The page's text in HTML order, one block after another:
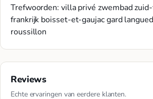
Trefwoorden: villa privé zwembad
frankrijk boisset-et-gaujac gard
roussillon
Reviews
Echte ervaringen van eerdere klanten.